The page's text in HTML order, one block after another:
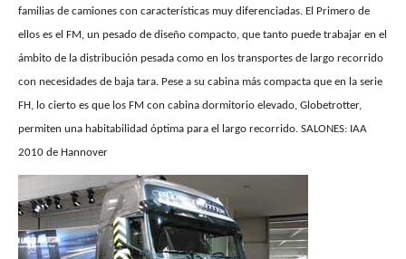
familias de camiones con características muy diferenciadas. El Primero de
ellos es el FM, un pesado de diseño compacto, que tanto puede trabajar en el
ámbito de la distribución pesada como en los transportes de largo recorrido
con necesidades de baja tara. Pese a su cabina más compacta que en la serie
FH, lo cierto es que los FM con cabina dormitorio elevado, Globetrotter,
permiten una habitabilidad óptima para el largo recorrido. SALONES: IAA
2010 de Hannover